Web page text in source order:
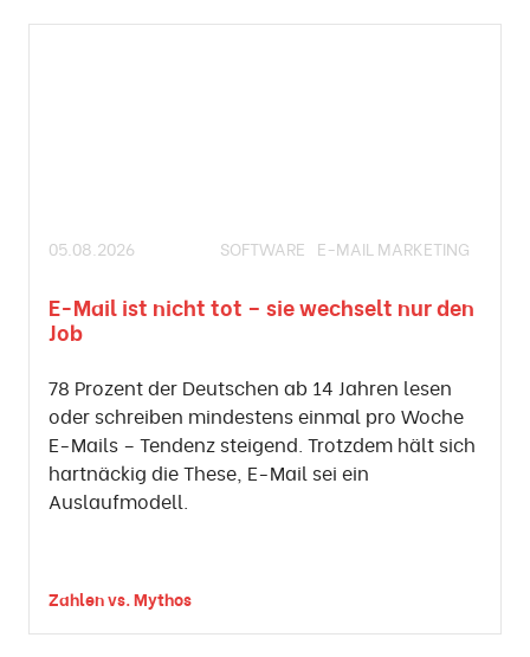
05.08.2026 SOFTWARE E-MAIL MARKETING
E-Mail ist nicht tot – sie wechselt nur den
Job
78 Prozent der Deutschen ab 14 Jahren lesen
oder schreiben mindestens einmal pro Woche
E-Mails – Tendenz steigend. Trotzdem hält sich
hartnäckig die These, E-Mail sei ein
Auslaufmodell.
Zahlen vs. Mythos